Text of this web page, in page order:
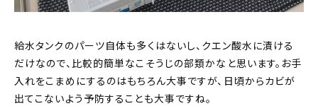
給水タンクのパーツ自体も多くはないし、クエン酸水に漬ける
だけなので、比較的簡単なこそうじの部類かなと思います。お手
入れをこまめにするのはもちろん大事ですが、日頃からカビが
出てこないよう予防することも大事ですね。